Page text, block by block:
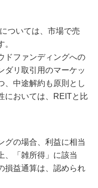
ついては、市場で売
ドファンディングへの
ダリ取引用のマーケッ
、中途解約も原則とし
においては、REITと比
グの場合、利益に相当
、「雑所得」に該当
損益通算は、認められ